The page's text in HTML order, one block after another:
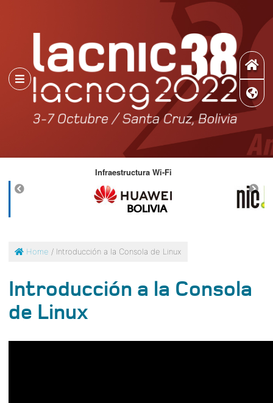
Infraestructura Wi-Fi
Home / Introducción a la Consola de Linux
Introducción a la Consola
de Linux